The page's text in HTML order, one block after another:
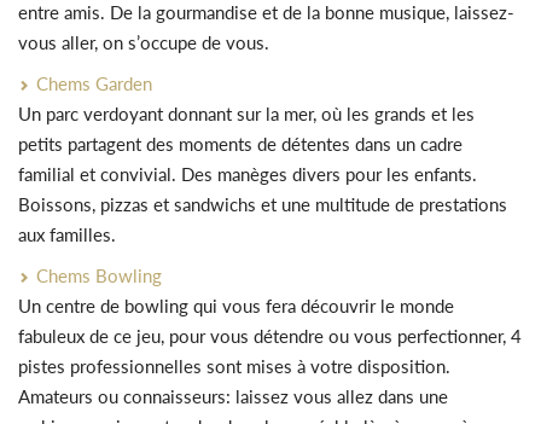
entre amis. De la gourmandise et de la bonne musique, laissez-
vous aller, on s’occupe de vous.
Chems Garden
Un parc verdoyant donnant sur la mer, où les grands et les
petits partagent des moments de détentes dans un cadre
familial et convivial. Des manèges divers pour les enfants.
Boissons, pizzas et sandwichs et une multitude de prestations
aux familles.
Chems Bowling
Un centre de bowling qui vous fera découvrir le monde
fabuleux de ce jeu, pour vous détendre ou vous perfectionner, 4
pistes professionnelles sont mises à votre disposition.
Amateurs ou connaisseurs: laissez vous allez dans une